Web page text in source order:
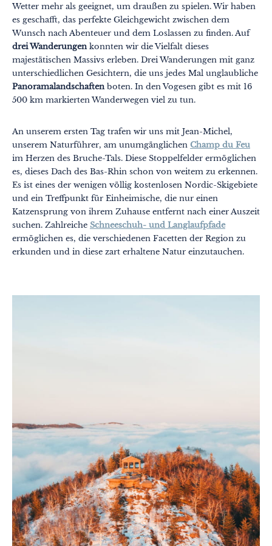
Themen Formate
#EstSideStory
Sommer
Mit der Familie
Natur
Berg
In der Stadt
Ausgefallen
Gastronomie
Wetter mehr als geeignet, um draußen zu spielen. Wir haben
es geschafft, das perfekte Gleichgewicht zwischen dem
Wunsch nach Abenteuer und dem Loslassen zu finden. Auf
drei Wanderungenkonnten wir die Vielfalt dieses
majestätischen Massivs erleben. Drei Wanderungen mit ganz
unterschiedlichen Gesichtern, die uns jedes Mal unglaubliche
Panoramalandschaftenboten. In den Vogesen gibt es mit 16
500 km markierten Wanderwegen viel zu tun.
An unserem ersten Tag trafen wir uns mit Jean-Michel,
unserem Naturführer, am unumgänglichen Champ du Feu
im Herzen des Bruche-Tals. Diese Stoppelfelder ermöglichen
es, dieses Dach des Bas-Rhin schon von weitem zu erkennen.
Es ist eines der wenigen völlig kostenlosen Nordic-Skigebiete
und ein Treffpunkt für Einheimische, die nur einen
Katzensprung von ihrem Zuhause entfernt nach einer Auszeit
suchen. Zahlreiche Schneeschuh- und Langlaufpfade
ermöglichen es, die verschiedenen Facetten der Region zu
erkunden und in diese zart erhaltene Natur einzutauchen.